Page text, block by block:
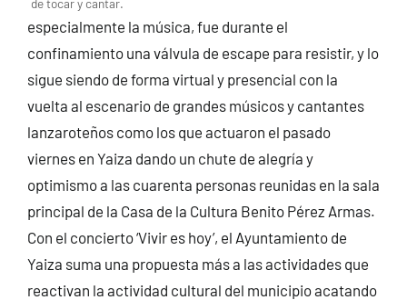
especialmente la música, fue durante el
confinamiento una válvula de escape para resistir, y lo
sigue siendo de forma virtual y presencial con la
vuelta al escenario de grandes músicos y cantantes
lanzaroteños como los que actuaron el pasado
viernes en Yaiza dando un chute de alegría y
optimismo a las cuarenta personas reunidas en la sala
principal de la Casa de la Cultura Benito Pérez Armas.
Con el concierto ‘Vivir es hoy’, el Ayuntamiento de
Yaiza suma una propuesta más a las actividades que
reactivan la actividad cultural del municipio acatando